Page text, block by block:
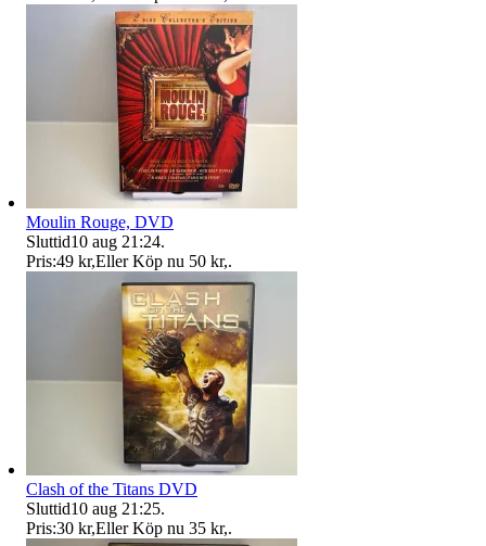
Moulin Rouge, DVD
Sluttid10 aug 21:24.
Pris:49 kr,Eller Köp nu 50 kr,.
Clash of the Titans DVD
Sluttid10 aug 21:25.
Pris:30 kr,Eller Köp nu 35 kr,.